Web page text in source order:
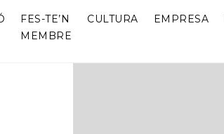
FES-TE’N
MEMBRE
CULTURA EMPRESA